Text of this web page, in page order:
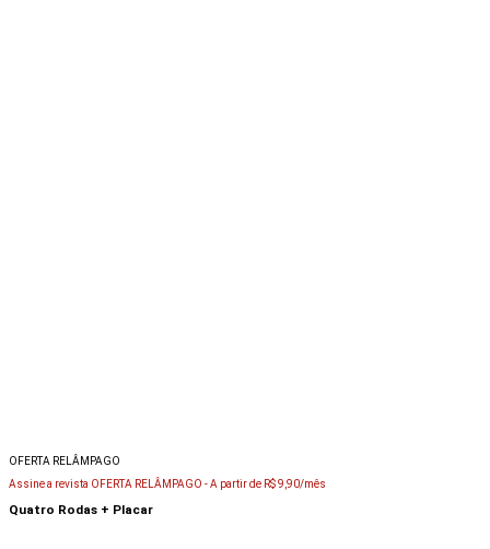
OFERTA RELÂMPAGO
Assine a revista OFERTA RELÂMPAGO -A partir de R$ 9,90/mês
Quatro Rodas + Placar